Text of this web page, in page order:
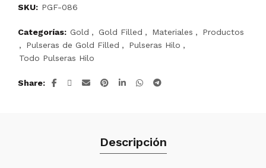
SKU: PGF-086
Categorías: Gold , Gold Filled , Materiales ,
Productos
,
Pulseras de Gold Filled , Pulseras Hilo ,
Todo Pulseras Hilo
Share
Descripción